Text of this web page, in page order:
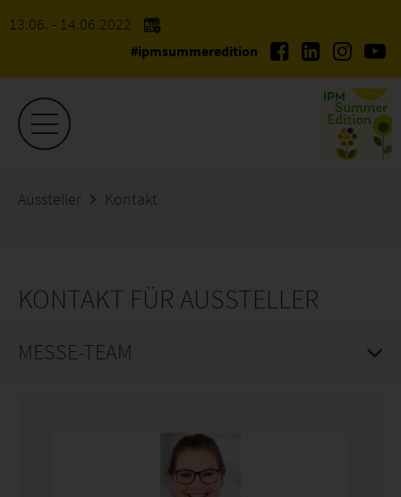
13.06. - 14.06.2022
#ipmsummeredition
Aussteller Kontakt
KONTAKT FÜR AUSSTELLER
MESSE-TEAM